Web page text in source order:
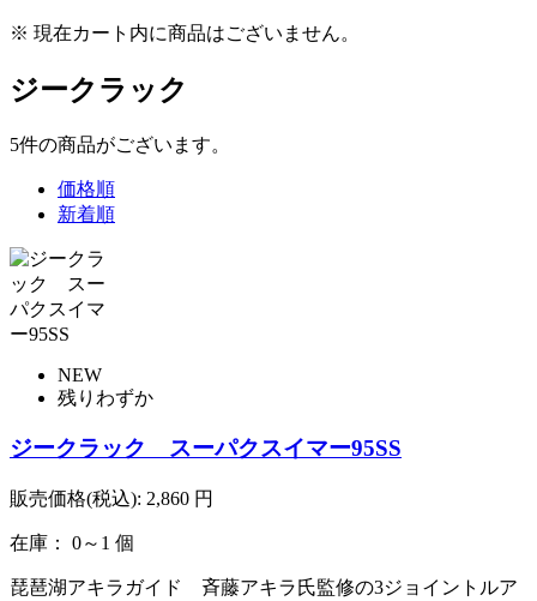
※ 現在カート内に商品はございません。
ジークラック
5件の商品がございます。
価格順
新着順
NEW
残りわずか
ジークラック スーパクスイマー95SS
販売価格(税込): 2,860 円
在庫： 0～1 個
琵琶湖アキラガイド 斉藤アキラ氏監修の3ジョイントルア